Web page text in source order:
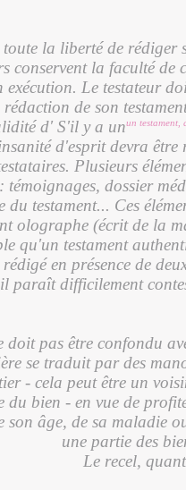
la liberté de rédiger
conservent la faculté de
exécution. Le testateur
de son
d'
un testament,
S'il y a un
d'esprit devra
Plusieurs
dossier
du testament... Ces
olographe (écrit de la
qu'un testament
en présence de
paraît difficilement
doit pas être confondu
se traduit par des
- cela peut être un
du bien - en vue de
son âge, de sa maladie
une partie des
Le recel,